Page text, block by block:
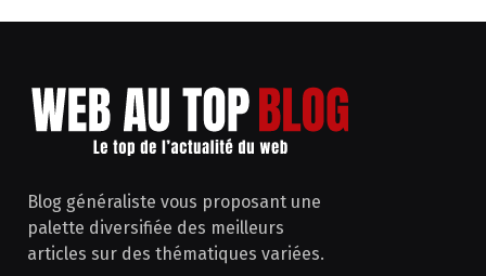
Blog généraliste vous proposant une
palette diversifiée des meilleurs
articles sur des thématiques variées.